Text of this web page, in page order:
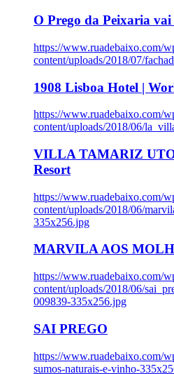
O Prego da Peixaria
https://www.ruadebaixo.com/
content/uploads/2018/07/
1908 Lisboa Hotel |
https://www.ruadebaixo.com/
content/uploads/2018/06/
VILLA TAMARIZ
Resort
https://www.ruadebaixo.com/
content/uploads/2018/06/
335x256.jpg
MARVILA AOS
https://www.ruadebaixo.com/
content/uploads/2018/06/
009839-335x256.jpg
SAI PREGO
https://www.ruadebaixo.com/
sumos-naturais-e-vinho-